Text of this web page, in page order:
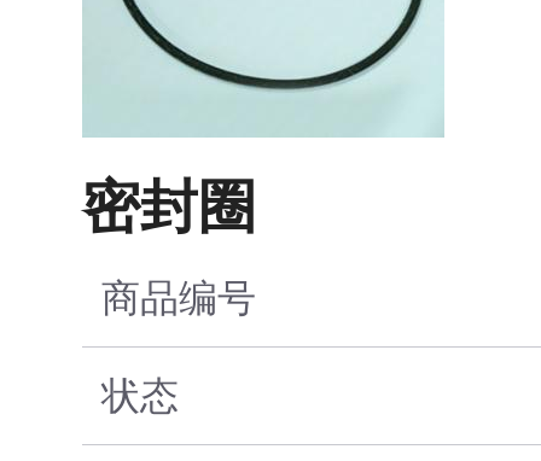
密封圈
商品编号
状态